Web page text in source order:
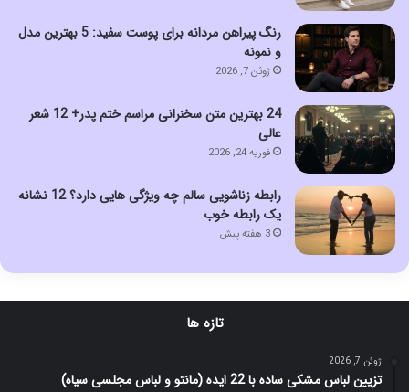
رنگ پیراهن مردانه برای پوست سفید: 5 بهترین مدل
و نمونه
ژوئن 7, 2026
24 بهترین متن سخنرانی مراسم ختم پدر+ 12 شعر
عالی
فوریه 24, 2026
رابطه زناشویی سالم چه ویژگی هایی دارد؟ 12 نشانه
یک رابطه خوب
3 هفته پیش
تازه ها
ژوئن 7, 2026
تزیین لباس مشکی ساده با 22 ایده (مانتو و لباس مجلسی سیاه)